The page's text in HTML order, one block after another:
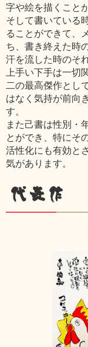
字や絵を描くこと
そして書いている
ることができて、
ち、書き終えた時
汗を流した時のそ
上手い下手は一切
二の最高傑作とし
はなく気持が前向
す。
また己書は性別・
とができ、特にそ
活性化にも有効と
気があります。
代表作